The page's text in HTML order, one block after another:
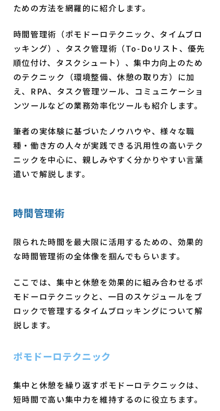
ための方法を網羅的に紹介します。
時間管理術（ポモドーロテクニック、タイムブロ
ッキング）、タスク管理術（To-Doリスト、優先
順位付け、タスクシュート）、集中力向上のため
のテクニック（環境整備、休憩の取り方）に加
え、RPA、タスク管理ツール、コミュニケーショ
ンツールなどの業務効率化ツールも紹介します。
筆者の実体験に基づいたノウハウや、様々な職
種・働き方の人々が実践できる汎用性の高いテク
ニックを中心に、親しみやすく分かりやすい言葉
遣いで解説します。
時間管理術
限られた時間を最大限に活用するための、効果的
な時間管理術の全体像を掴んでもらいます。
ここでは、集中と休憩を効果的に組み合わせるポ
モドーロテクニックと、一日のスケジュールをブ
ロックで管理するタイムブロッキングについて解
説します。
ポモドーロテクニック
集中と休憩を繰り返すポモドーロテクニックは、
短時間で高い集中力を維持するのに役立ちます。